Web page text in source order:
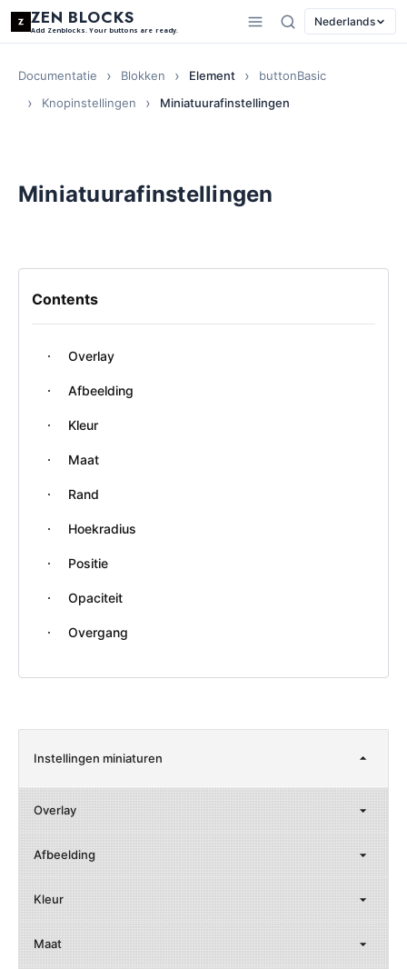
ZEN BLOCKS
Add Zenblocks. Your buttons are ready.
Nederlands
Documentatie Blokken Element
buttonBasic
Knopinstellingen
Miniatuurafinstellingen
Miniatuurafinstellingen
Contents
Overlay
Afbeelding
Kleur
Maat
Rand
Hoekradius
Positie
Opaciteit
Overgang
Instellingen miniaturen
Overlay
Afbeelding
Kleur
Maat